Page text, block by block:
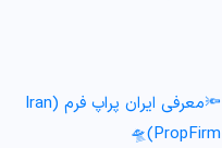
🔦معرفی ایران پراپ فرم (Iran
PropFirm)🛸